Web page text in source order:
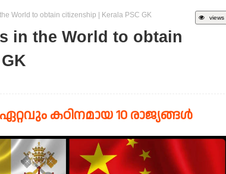
views
World to obtain citizenship | Kerala PSC GK
in the World to obtain
കഠിനമായ 10 രാജ്യങ്ങൾ